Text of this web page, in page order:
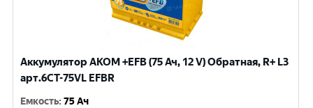
Аккумулятор AKOM +EFB (75 Ач, 12 V) Обратная, R+ L3
арт.6СТ-75VL EFBR
Емкость:75 Ач